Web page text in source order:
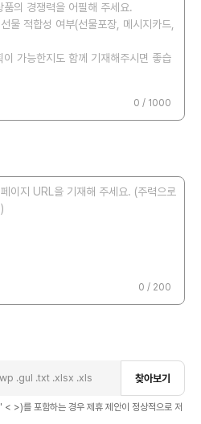
의 경쟁력을 어필해 주세요.
물 적합성 여부(선물포장, 메시지카드,
가능한지도 함께 기재해주시면 좋습
0 / 1000
이지 URL을 기재해 주세요. (주력으로
0 / 200
.gul .txt .xlsx .xls 찾아보기
>)를 포함하는 경우 제휴 제안이 정상적으로 저